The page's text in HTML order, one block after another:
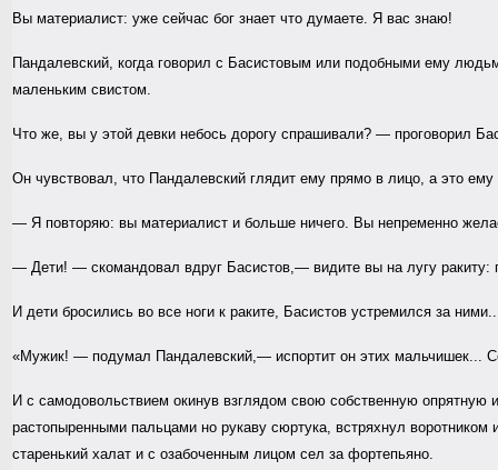
Вы материалист: уже сейчас бог знает что думаете. Я вас знаю!
Пандалевский, когда говорил с Басистовым или подобными ему
маленьким свистом.
Что же, вы у этой девки небось дорогу спрашивали? — проговорил
Он чувствовал, что Пандалевский глядит ему прямо в лицо, а это ему
— Я повторяю: вы материалист и больше ничего. Вы непременно
— Дети! — скомандовал вдруг Басистов,— видите вы на лугу ракиту:
И дети бросились во все ноги к раките, Басистов устремился за
«Мужик! — подумал Пандалевский,— испортит он этих мальчишек...
И с самодовольствием окинув взглядом свою собственную
растопыренными пальцами но рукаву сюртука, встряхнул
старенький халат и с озабоченным лицом сел за фортепьяно.